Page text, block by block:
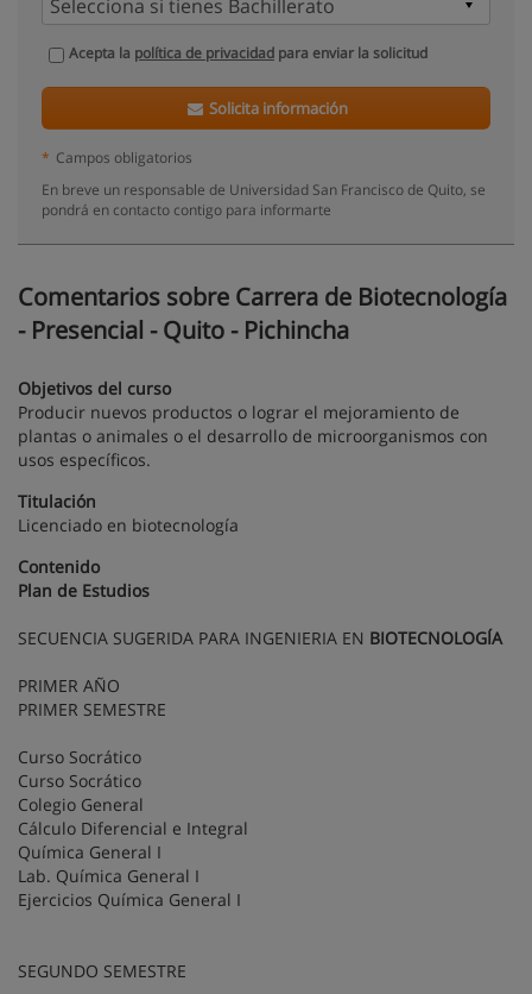
Acepta la política de privacidad para enviar la solicitud
Solicita información
* Campos obligatorios
En breve un responsable de Universidad San Francisco de Quito, se
pondrá en contacto contigo para informarte
Comentarios sobre Carrera de Biotecnología
- Presencial - Quito - Pichincha
Objetivos del curso
Producir nuevos productos o lograr el mejoramiento de
plantas o animales o el desarrollo de microorganismos con
usos específicos.
Titulación
Licenciado en biotecnología
Contenido
Plan de Estudios
SECUENCIA SUGERIDA PARA INGENIERIA EN BIOTECNOLOGÍA
PRIMER AÑO
PRIMER SEMESTRE
Curso Socrático
Curso Socrático
Colegio General
Cálculo Diferencial e Integral
Química General I
Lab. Química General I
Ejercicios Química General I
SEGUNDO SEMESTRE